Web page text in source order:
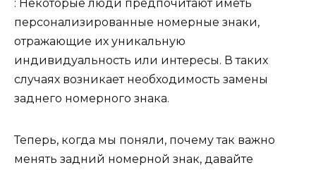
: Некоторые люди предпочитают иметь
персонализированные номерные знаки,
отражающие их уникальную
индивидуальность или интересы. В таких
случаях возникает необходимость замены
заднего номерного знака.
Теперь, когда мы поняли, почему так важно
менять задний номерной знак, давайте